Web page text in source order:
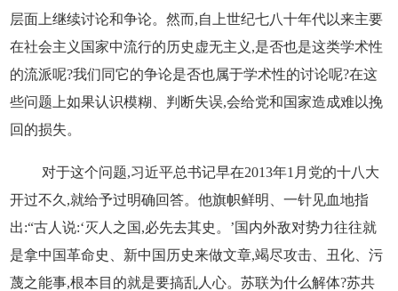
层面上继续讨论和争论。然而,自上世纪七八十年代以来主要
在社会主义国家中流行的历史虚无主义,是否也是这类学术性
的流派呢?我们同它的争论是否也属于学术性的讨论呢?在这
些问题上如果认识模糊、判断失误,会给党和国家造成难以挽
回的损失。
对于这个问题,习近平总书记早在2013年1月党的十八大
开过不久,就给予过明确回答。他旗帜鲜明、一针见血地指
出:“古人说:‘灭人之国,必先去其史。’国内外敌对势力往往就
是拿中国革命史、新中国历史来做文章,竭尽攻击、丑化、污
蔑之能事,根本目的就是要搞乱人心。苏联为什么解体?苏共